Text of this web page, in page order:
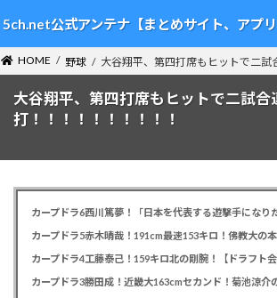
ン
テ
ン
ツ
ビ
ゲ
ー
シ
5ch.net公式アンテナ【まとめサイト、アプリ
HOME 野球 大谷翔平、第四打席もヒットで二
大谷翔平、第四打席もヒットで二試合
打！！！！！！！！！！
カープドラ4工藤泰己！159キロ北の剛腕！【ドラフト会